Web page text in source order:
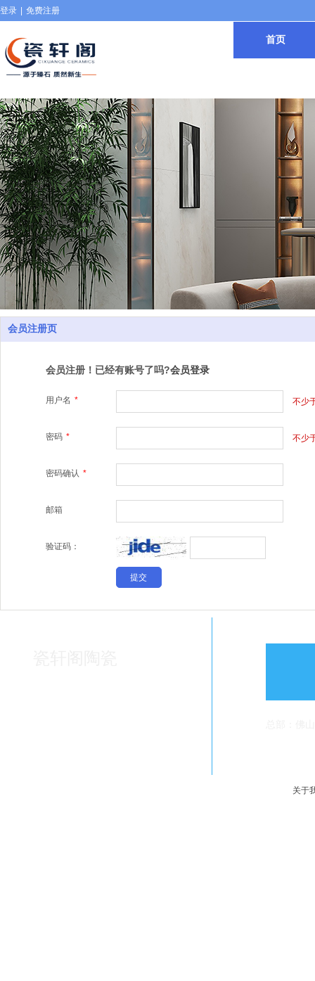
首页
登录 免费注册
会员注册页
会员注册！已经有账号了吗?会员登录
用户名 * 不少
密码 * 不少
密码确认 *
邮箱
验证码：
关于